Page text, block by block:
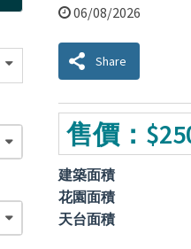
06/08/2026
Share
售價：
建築面積
花園面積
天台面積